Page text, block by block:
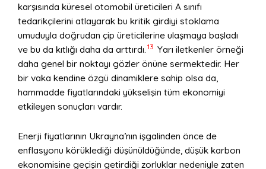
karşısında küresel otomobil üreticileri A sınıfı
tedarikçilerini atlayarak bu kritik girdiyi stoklama
umuduyla doğrudan çip üreticilerine ulaşmaya başladı
ve bu da kıtlığı daha da arttırdı. 13 Yarı iletkenler örneği
daha genel bir noktayı gözler önüne sermektedir. Her
bir vaka kendine özgü dinamiklere sahip olsa da,
hammadde fiyatlarındaki yükselişin tüm ekonomiyi
etkileyen sonuçları vardır.
Enerji fiyatlarının Ukrayna’nın işgalinden önce de
enflasyonu körüklediği düşünüldüğünde, düşük karbon
ekonomisine geçişin getirdiği zorluklar nedeniyle zaten